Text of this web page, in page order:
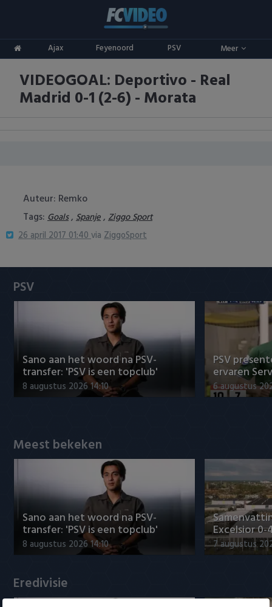
Ajax Feyenoord PSV Meer
ADO Den Haag
Ajax
FC Twente
FC Utrecht
Heracles Almelo
PEC Zwolle
PSV
Roda JC
Sparta
Vitesse
VVV Venlo
Willem II
Competities
Eredivisie
Keuken Kampioen Divisie
Vrouwenvoetbal
Champions League
Conference League
Oranje
VIDEOGOAL: Deportivo - Real
Madrid 0-1 (2-6) - Morata
Auteur: Remko
Tags: Goals, Spanje, Ziggo Sport
26 april 2017 01:40via ZiggoSport
PSV
Sano aan het woord na PSV-
transfer: 'PSV is een topclub'
8 augustus 2026 14:10
PSV
ervaren
6 augustus
Meest bekeken
Sano aan het woord na PSV-
transfer: 'PSV is een topclub'
8 augustus 2026 14:10
Excelsior 0-
7 augustus
Eredivisie